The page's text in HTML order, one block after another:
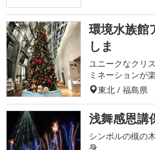
環境水族館
しま
ユニークなクリ
ミネーションが
東北 / 福島県
浅舞感恩講
シンボルの槻の
身